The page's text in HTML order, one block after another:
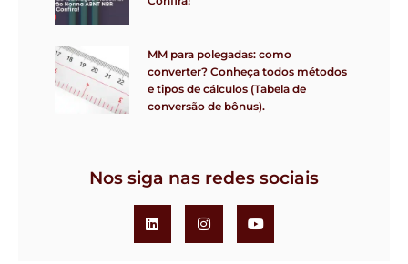
MM para polegadas: como
converter? Conheça todos métodos
e tipos de cálculos (Tabela de
conversão de bônus).
Nos siga nas redes sociais